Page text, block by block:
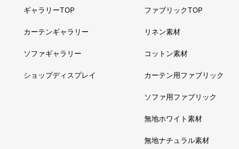
ギャラリーTOP
カーテンギャラリー
ソファギャラリー
ショップディスプレイ
ファブリックTOP
リネン素材
コットン素材
カーテン用ファブリック
ソファ用ファブリック
無地ホワイト素材
無地ナチュラル素材